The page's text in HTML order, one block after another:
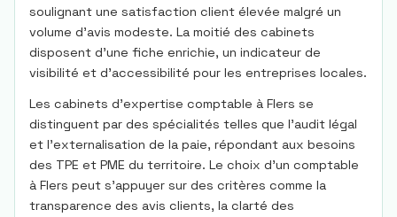
soulignant une satisfaction client élevée malgré un
volume d'avis modeste. La moitié des cabinets
disposent d'une fiche enrichie, un indicateur de
visibilité et d'accessibilité pour les entreprises locales.
Les cabinets d'expertise comptable à Flers se
distinguent par des spécialités telles que l'audit légal
et l'externalisation de la paie, répondant aux besoins
des TPE et PME du territoire. Le choix d'un comptable
à Flers peut s'appuyer sur des critères comme la
transparence des avis clients, la clarté des